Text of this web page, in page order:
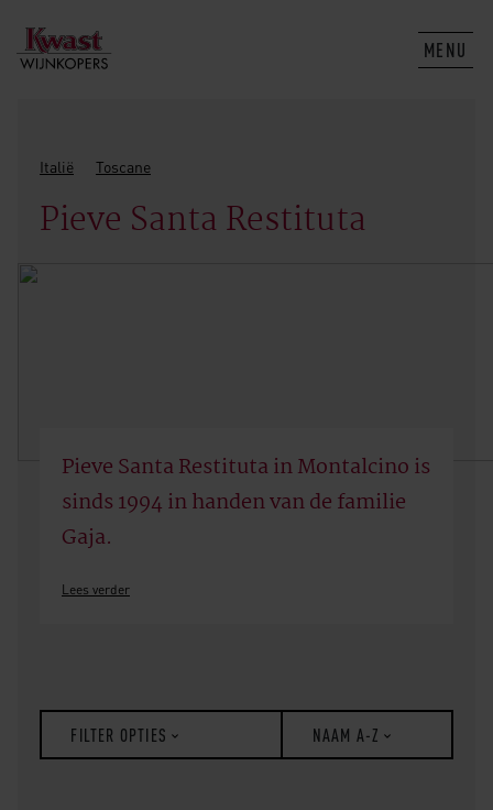
MENU
Italië Toscane
Pieve Santa Restituta
Pieve Santa Restituta in Montalcino is
sinds 1994 in handen van de familie
Gaja.
Lees verder
FILTER OPTIES NAAM A-Z